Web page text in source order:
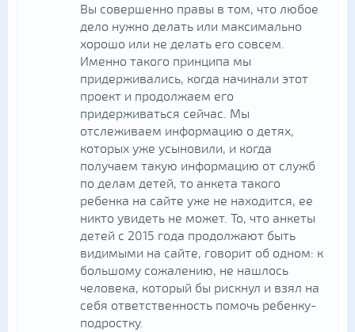
Вы совершенно правы в том, что любое
дело нужно делать или максимально
хорошо или не делать его совсем.
Именно такого принципа мы
придерживались, когда начинали этот
проект и продолжаем его
придерживаться сейчас. Мы
отслеживаем информацию о детях,
которых уже усыновили, и когда
получаем такую информацию от служб
по делам детей, то анкета такого
ребенка на сайте уже не находится, ее
никто увидеть не может. То, что анкеты
детей с 2015 года продолжают быть
видимыми на сайте, говорит об одном: к
большому сожалению, не нашлось
человека, который бы рискнул и взял на
себя ответственность помочь ребенку-
подростку.